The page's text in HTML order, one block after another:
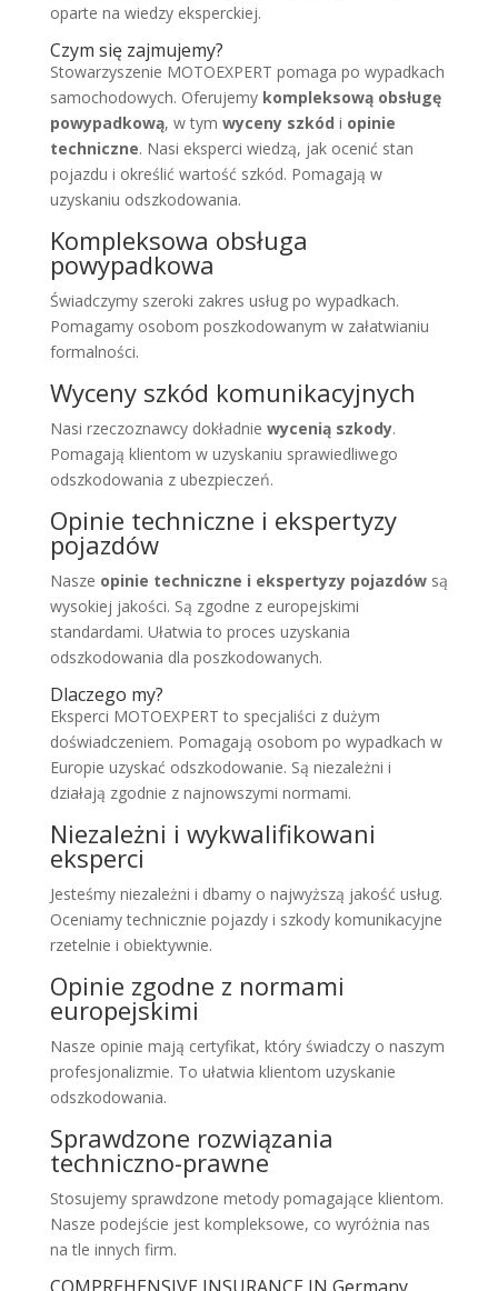
oparte na wiedzy eksperckiej.
Czym się zajmujemy?
Stowarzyszenie MOTOEXPERT pomaga po wypadkach
samochodowych. Oferujemy kompleksową obsługę
powypadkową, w tym wyceny szkód i opinie
techniczne. Nasi eksperci wiedzą, jak ocenić stan
pojazdu i określić wartość szkód. Pomagają w
uzyskaniu odszkodowania.
Kompleksowa obsługa
powypadkowa
Świadczymy szeroki zakres usług po wypadkach.
Pomagamy osobom poszkodowanym w załatwianiu
formalności.
Wyceny szkód komunikacyjnych
Nasi rzeczoznawcy dokładnie wycenią szkody.
Pomagają klientom w uzyskaniu sprawiedliwego
odszkodowania z ubezpieczeń.
Opinie techniczne i ekspertyzy
pojazdów
Nasze opinie techniczne i ekspertyzy pojazdówsą
wysokiej jakości. Są zgodne z europejskimi
standardami. Ułatwia to proces uzyskania
odszkodowania dla poszkodowanych.
Dlaczego my?
Eksperci MOTOEXPERT to specjaliści z dużym
doświadczeniem. Pomagają osobom po wypadkach w
Europie uzyskać odszkodowanie. Są niezależni i
działają zgodnie z najnowszymi normami.
Niezależni i wykwalifikowani
eksperci
Jesteśmy niezależni i dbamy o najwyższą jakość usług.
Oceniamy technicznie pojazdy i szkody komunikacyjne
rzetelnie i obiektywnie.
Opinie zgodne z normami
europejskimi
Nasze opinie mają certyfikat, który świadczy o naszym
profesjonalizmie. To ułatwia klientom uzyskanie
odszkodowania.
Sprawdzone rozwiązania
techniczno-prawne
Stosujemy sprawdzone metody pomagające klientom.
Nasze podejście jest kompleksowe, co wyróżnia nas
na tle innych firm.